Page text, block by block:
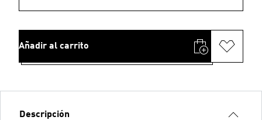
Añadir al carrito
Descripción